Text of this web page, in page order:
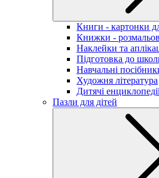
Книги - картонки
Книжки -
Наклейки та
Підготовка до
Навчальні
Художня література
Дитячі
Пазли для дітей